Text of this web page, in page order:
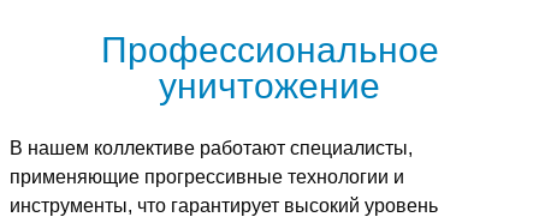
Профессиональное
уничтожение
В нашем коллективе работают специалисты,
применяющие прогрессивные технологии и
инструменты, что гарантирует высокий уровень